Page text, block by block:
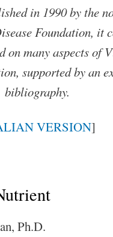
in 1990 by the
Foundation, it
on many aspects of
supported by an
bibliography.
VERSION]
Ph.D.